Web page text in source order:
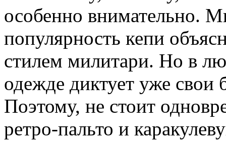
особенно внимательно.
популярность кепи
стилем милитари. Но в
одежде диктует уже свои
Поэтому, не стоит
ретро-пальто и